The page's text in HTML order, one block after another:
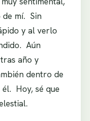
mí. Sin
y al verlo
Aún
año y
dentro de
Hoy, sé que